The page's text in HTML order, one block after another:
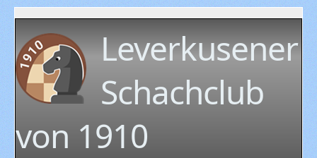
Leverkusener
Schachclub
von 1910